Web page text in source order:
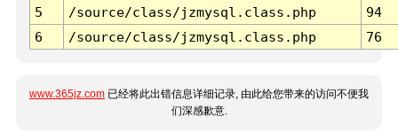
5
/source/class/jzmysql.class.php
94
6
/source/class/jzmysql.class.php 76
www.365jz.com 已经将此出错信息详细记录, 由此给您带来的访问不便我
们深感歉意.